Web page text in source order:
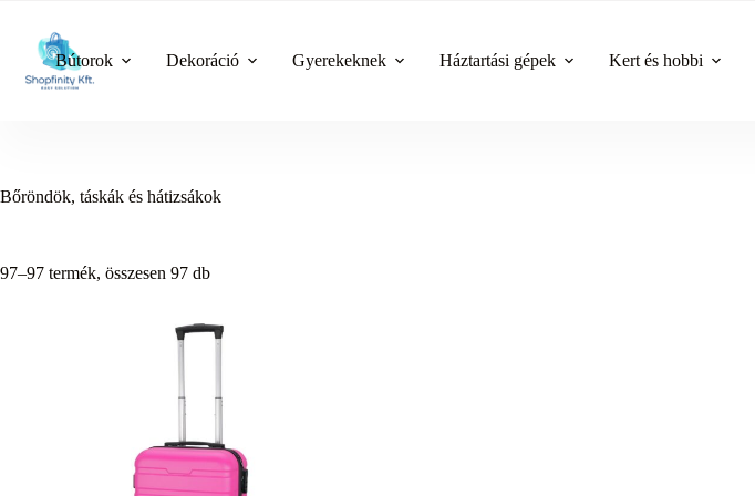
content
Bútorok Dekoráció Gyerekeknek Háztartási gépek Kert és hobbi
Bőröndök, táskák és hátizsákok
97–97 termék, összesen 97 db